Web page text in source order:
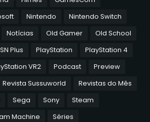
Nintendo
Nintendo Switch
Notícias Old Gamer
Old School
Plus PlayStation
PlayStation 4
VR2 Podcast
Preview
Revista Sussuworld
Revistas do Mês
Sega Sony
Steam
Machine
Séries